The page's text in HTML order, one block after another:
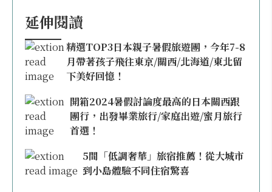
延伸閱讀
精選TOP3日本親子暑假旅遊團，今年7-8
月帶著孩子飛往東京/關西/北海道/東北留
下美好回憶！
開箱2024暑假討論度最高的日本關西跟
團行，出發畢業旅行/家庭出遊/蜜月旅行
首選！
5間「低調奢華」旅宿推薦！從大城市
到小島體驗不同住宿驚喜